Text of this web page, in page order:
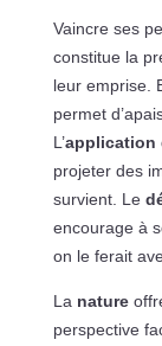
Vaincre ses
constitue la
leur emprise.
permet
L’application
projeter des
survient. Le
encourage à
on le ferait
La nature
perspective